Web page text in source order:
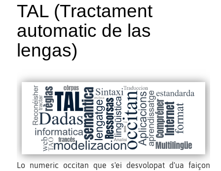
TAL (Tractament
automatic de las
lengas)
Lo numeric occitan que s'ei desvolopat d'ua faiçon